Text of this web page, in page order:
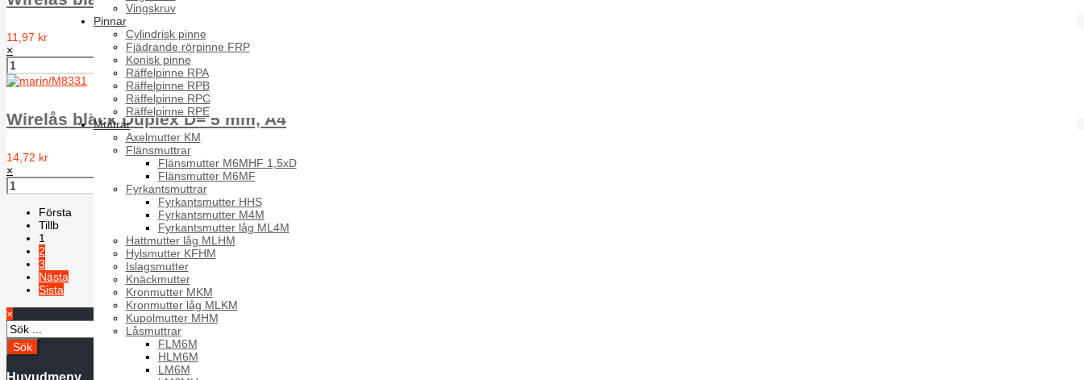
Vingskruv
Pinnar
Cylindrisk pinne
Fjädrande rörpinne FRP
Konisk pinne
Räffelpinne RPA
Räffelpinne RPB
Räffelpinne RPC
Räffelpinne RPE
Muttrar
Axelmutter KM
Flänsmuttrar
Flänsmutter M6MHF 1,5xD
Flänsmutter M6MF
Fyrkantsmuttrar
Fyrkantsmutter HHS
Fyrkantsmutter M4M
Fyrkantsmutter låg ML4M
Hattmutter låg MLHM
Hylsmutter KFHM
Islagsmutter
Knäckmutter
Kronmutter MKM
Kronmutter låg MLKM
Kupolmutter MHM
Låsmuttrar
FLM6M
HLM6M
LM6M
11,97 kr
×
Wirelås bläck Duplex D= 5 mm, A4
14,72 kr
×
Första
Tillb
1
2
3
Nästa
Sista
×
Huvudmeny